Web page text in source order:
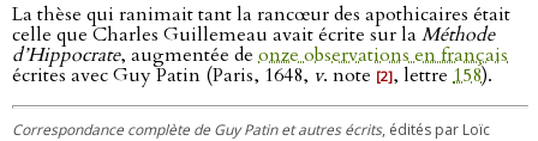
La thèse qui ranimait tant la rancœur des apothicaires était
celle que Charles Guillemeau avait écrite sur la Méthode
d’Hippocrate, augmentée de onze observations en français
écrites avec Guy Patin (Paris, 1648, v. note [2], lettre 158).
Correspondance complète de Guy Patin et autres écrits, édités par Loïc